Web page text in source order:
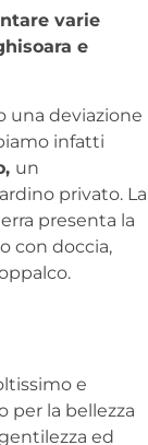
varie
e
una deviazione
infatti
un
privato. La
presenta la
con doccia,
e
la bellezza
ed